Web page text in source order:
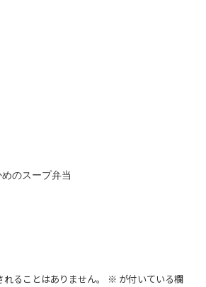
のスープ弁当
ることはありません。 ※ が付いている欄